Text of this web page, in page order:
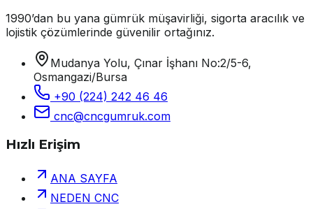
1990’dan bu yana gümrük müşavirliği, sigorta aracılık ve
lojistik çözümlerinde güvenilir ortağınız.
Mudanya Yolu, Çınar İşhanı No:2/5-6,
Osmangazi/Bursa
+90 (224) 242 46 46
cnc@cncgumruk.com
Hızlı Erişim
ANA SAYFA
NEDEN CNC